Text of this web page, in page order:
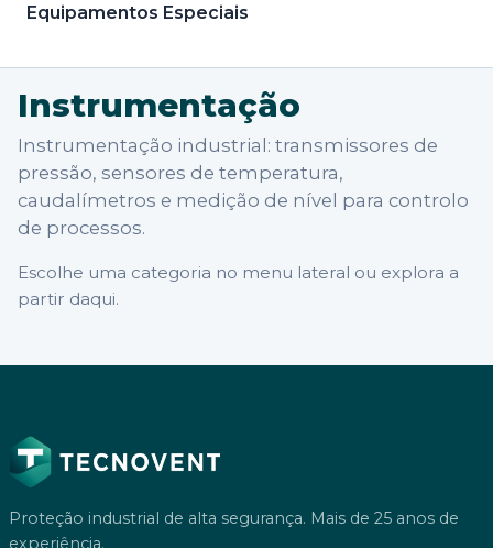
Equipamentos Especiais
Instrumentação
Instrumentação industrial: transmissores de
pressão, sensores de temperatura,
caudalímetros e medição de nível para controlo
de processos.
Escolhe uma categoria no menu lateral ou explora a
partir daqui.
Proteção industrial de alta segurança. Mais de 25 anos de
experiência.